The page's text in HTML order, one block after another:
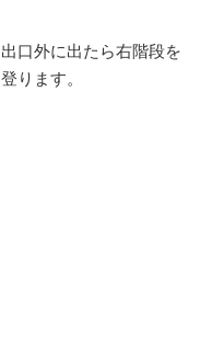
出口外に出たら右階段を
登ります。